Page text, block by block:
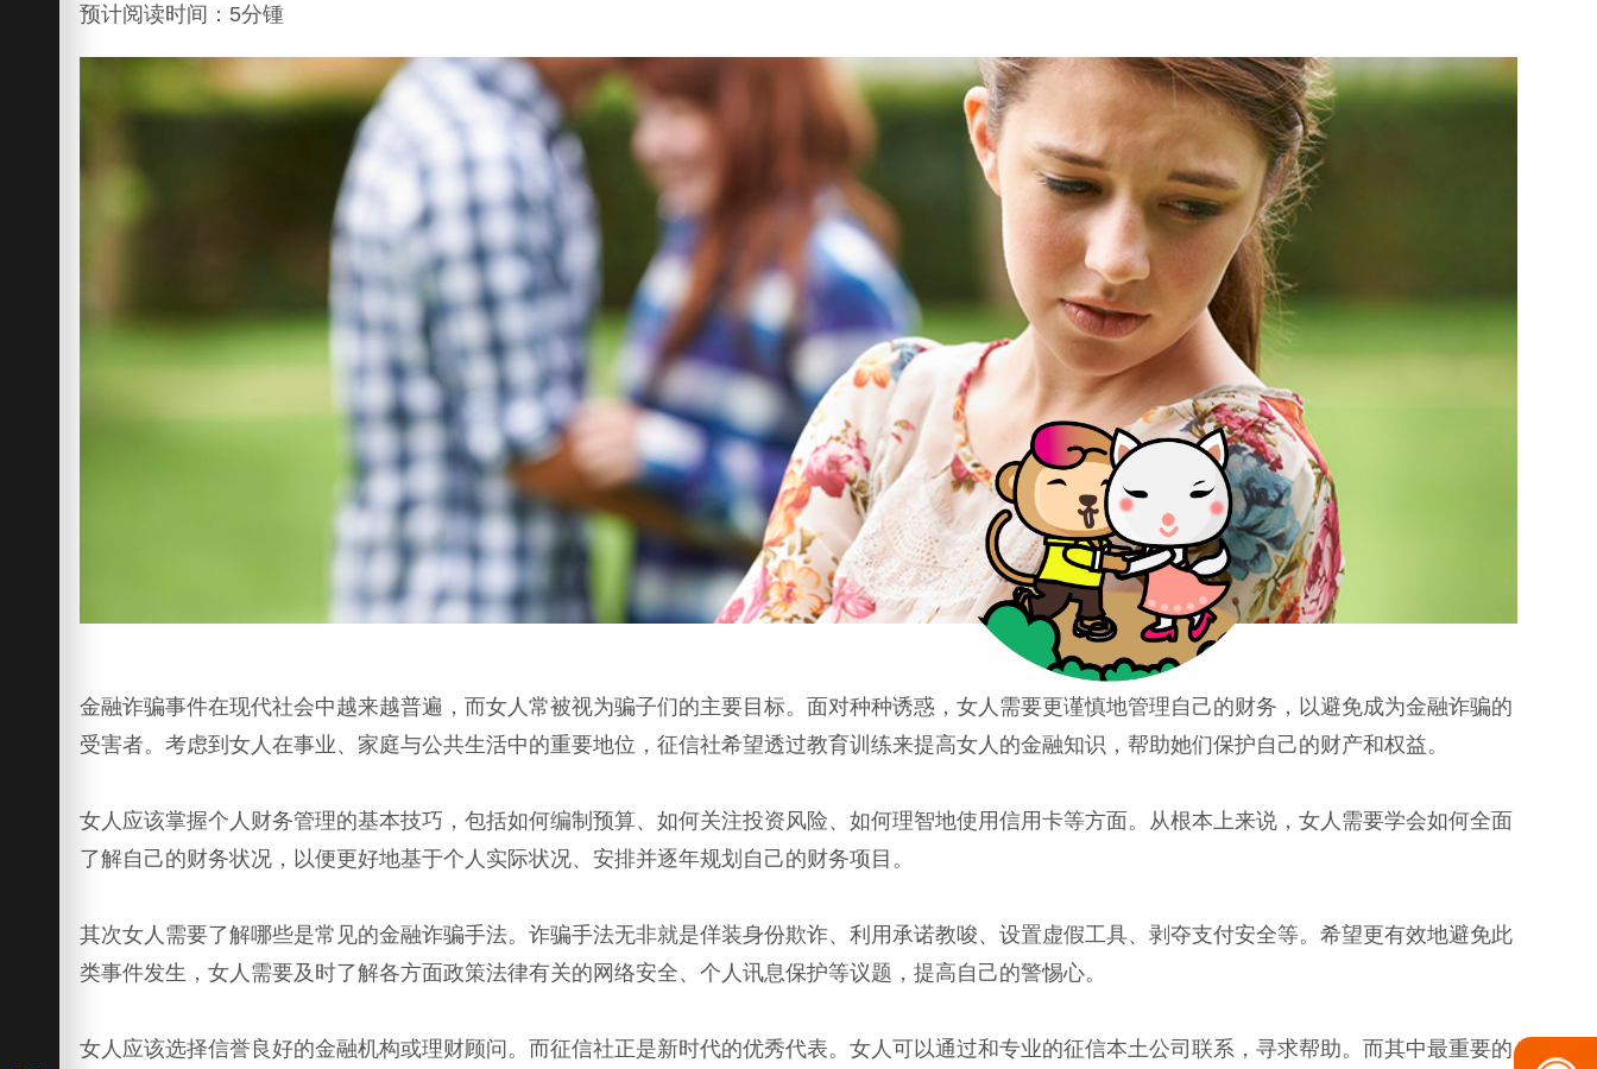
预计阅读时间：5分锺
金融诈骗事件在现代社会中越来越普遍，而女人常被视为骗子们的主要目标。面对种种诱惑，女人需要更谨慎地管理自己的财务，以避免成为金融诈骗的
受害者。考虑到女人在事业、家庭与公共生活中的重要地位，征信社希望透过教育训练来提高女人的金融知识，帮助她们保护自己的财产和权益。
女人应该掌握个人财务管理的基本技巧，包括如何编制预算、如何关注投资风险、如何理智地使用信用卡等方面。从根本上来说，女人需要学会如何全面
了解自己的财务状况，以便更好地基于个人实际状况、安排并逐年规划自己的财务项目。
其次女人需要了解哪些是常见的金融诈骗手法。诈骗手法无非就是佯装身份欺诈、利用承诺教唆、设置虚假工具、剥夺支付安全等。希望更有效地避免此
类事件发生，女人需要及时了解各方面政策法律有关的网络安全、个人讯息保护等议题，提高自己的警惕心。
女人应该选择信誉良好的金融机构或理财顾问。而征信社正是新时代的优秀代表。女人可以通过和专业的征信本土公司联系，寻求帮助。而其中最重要的